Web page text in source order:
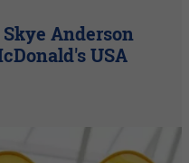
Anderson
USA